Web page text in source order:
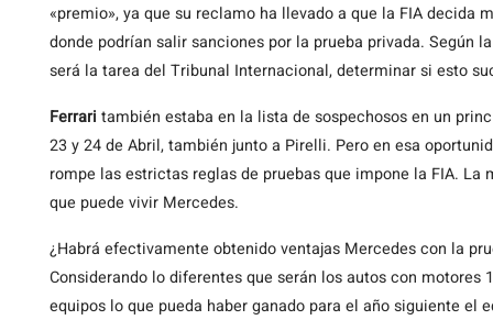
«premio», ya que su reclamo ha llevado a que la FIA decida
donde podrían salir sanciones por la prueba privada. Según
será la tarea del Tribunal Internacional, determinar si esto
Ferrari también estaba en la lista de sospechosos en un
23 y 24 de Abril, también junto a Pirelli. Pero en esa
rompe las estrictas reglas de pruebas que impone la FIA.
que puede vivir Mercedes.
¿Habrá efectivamente obtenido ventajas Mercedes con la
Considerando lo diferentes que serán los autos con motores
equipos lo que pueda haber ganado para el año siguiente el